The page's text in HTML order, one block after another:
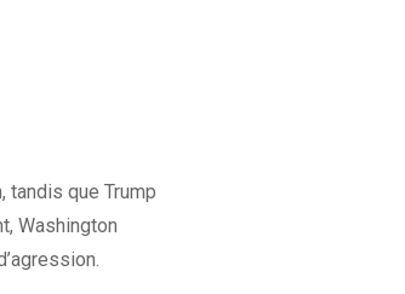
tandis que Trump
Washington